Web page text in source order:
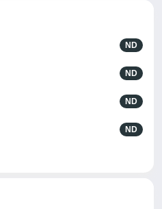
ND
ND
ND
ND